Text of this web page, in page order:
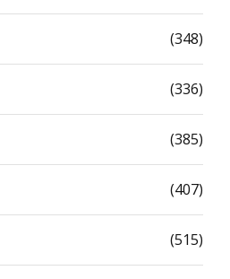
(348)
(336)
(385)
(407)
(515)